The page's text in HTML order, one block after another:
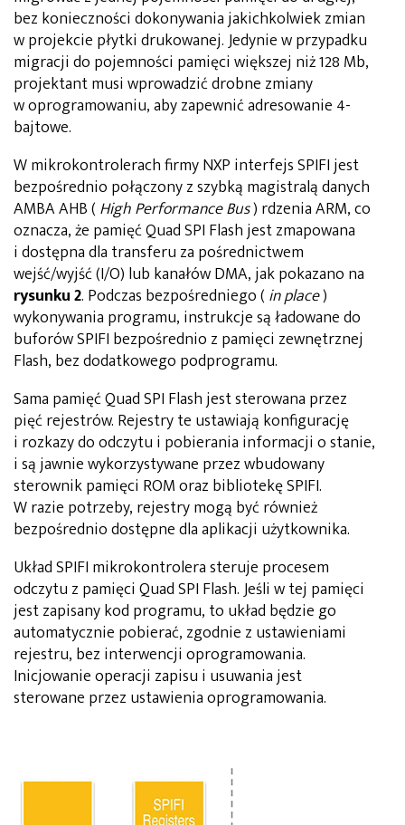
bez konieczności dokonywania jakichkolwiek zmian
w projekcie płytki drukowanej. Jedynie w przypadku
migracji do pojemności pamięci większej niż 128 Mb,
projektant musi wprowadzić drobne zmiany
w oprogramowaniu, aby zapewnić adresowanie 4-
bajtowe.
W mikrokontrolerach firmy NXP interfejs SPIFI jest
bezpośrednio połączony z szybką magistralą danych
AMBA AHB ( High Performance Bus) rdzenia ARM, co
oznacza, że pamięć Quad SPI Flash jest zmapowana
i dostępna dla transferu za pośrednictwem
wejść/wyjść (I/O) lub kanałów DMA, jak pokazano na
rysunku 2. Podczas bezpośredniego ( in place)
wykonywania programu, instrukcje są ładowane do
buforów SPIFI bezpośrednio z pamięci zewnętrznej
Flash, bez dodatkowego podprogramu.
Sama pamięć Quad SPI Flash jest sterowana przez
pięć rejestrów. Rejestry te ustawiają konfigurację
i rozkazy do odczytu i pobierania informacji o stanie,
i są jawnie wykorzystywane przez wbudowany
sterownik pamięci ROM oraz bibliotekę SPIFI.
W razie potrzeby, rejestry mogą być również
bezpośrednio dostępne dla aplikacji użytkownika.
Układ SPIFI mikrokontrolera steruje procesem
odczytu z pamięci Quad SPI Flash. Jeśli w tej pamięci
jest zapisany kod programu, to układ będzie go
automatycznie pobierać, zgodnie z ustawieniami
rejestru, bez interwencji oprogramowania.
Inicjowanie operacji zapisu i usuwania jest
sterowane przez ustawienia oprogramowania.